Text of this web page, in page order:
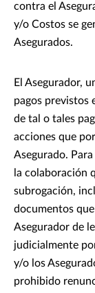
contra el
y/o Costos se
Asegurados.
El Asegurador,
pagos previstos
de tal o tales
acciones que
Asegurado.
la colaboración
subrogación,
documentos
Asegurador de
judicialmente
y/o los
prohibido